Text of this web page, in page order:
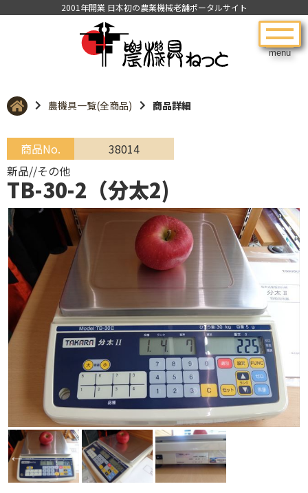
menu
2001年開業 日本初の農業機械老舗ポータルサイト
農機具一覧(全商品) 商品詳細
商品No.
38014
新品//その他
TB-30-2（分太2)